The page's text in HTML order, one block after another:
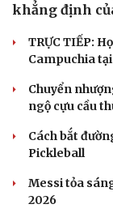
khẳng định
TRỰC TIẾP:
Campuchia tại
Chuyển
ngộ cựu cầu
Cách bắt
Pickleball
Messi tỏa
2026